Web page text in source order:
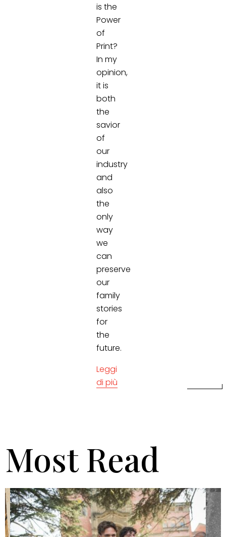
is the
Power
of
Print?
In my
opinion,
it is
both
the
savior
of
our
industry
and
also
the
only
way
we
can
preserve
our
family
stories
for
the
future.
Leggi
di più
Most Read